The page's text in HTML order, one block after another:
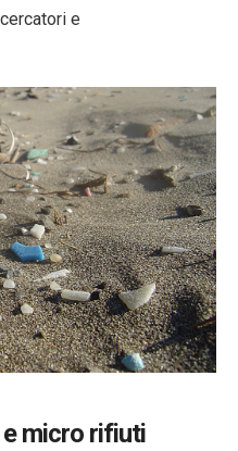
e
micro rifiuti